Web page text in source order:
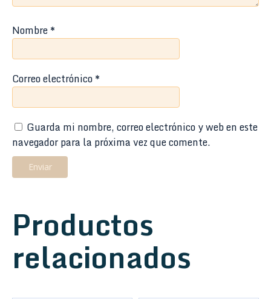
Nombre*
Correo electrónico*
Guarda mi nombre, correo electrónico y web en este
navegador para la próxima vez que comente.
Productos
relacionados